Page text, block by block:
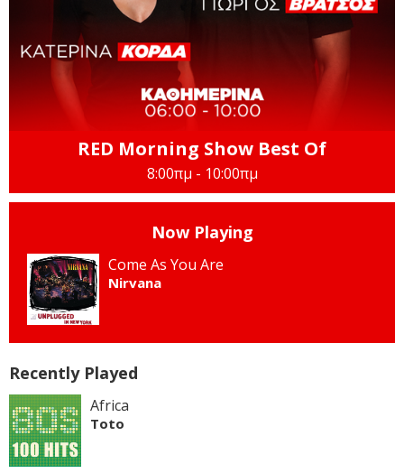
RED Morning Show Best Of
8:00πμ - 10:00πμ
Now Playing
Come As You Are
Nirvana
Recently Played
Africa
Toto